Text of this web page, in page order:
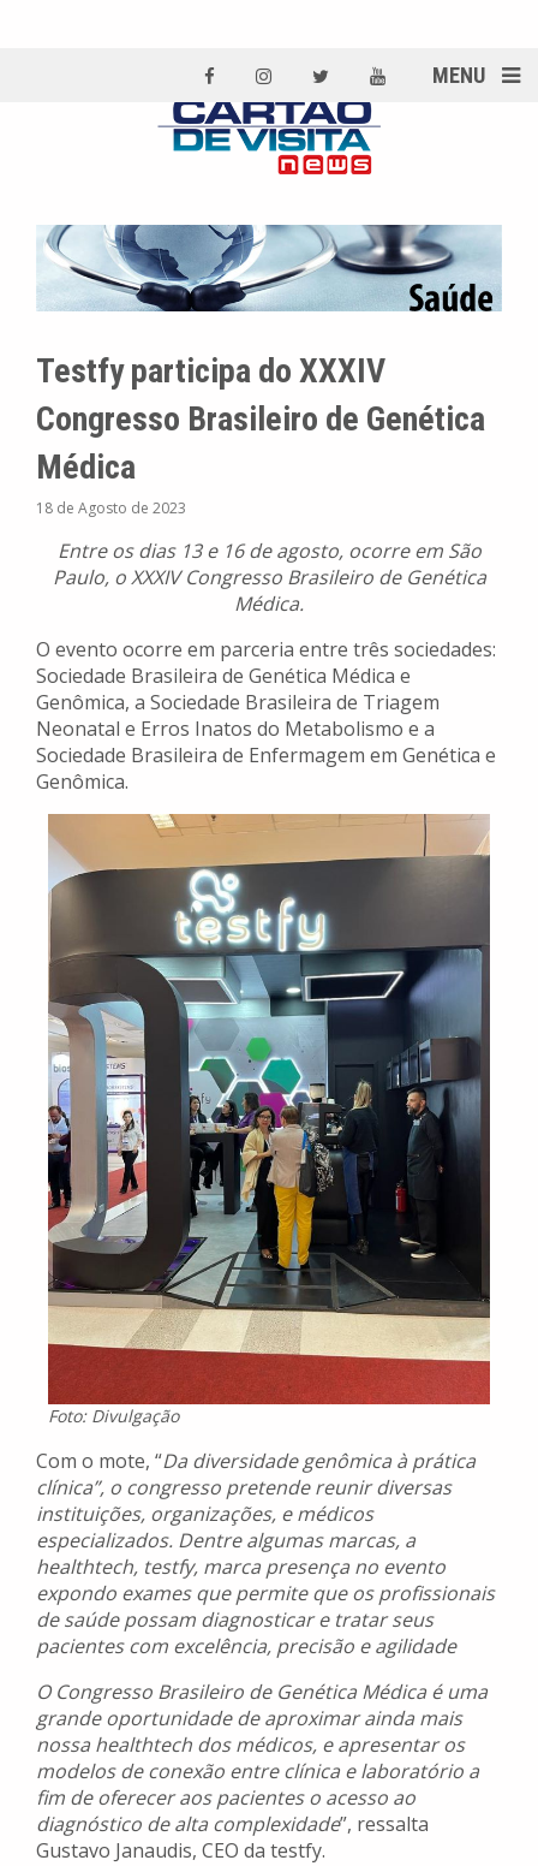
MENU
Testfy participa do XXXIV
Congresso Brasileiro de Genética
Médica
18 de Agosto de 2023
Entre os dias 13 e 16 de agosto, ocorre em São
Paulo, o XXXIV Congresso Brasileiro de Genética
Médica.
O evento ocorre em parceria entre três sociedades:
Sociedade Brasileira de Genética Médica e
Genômica, a Sociedade Brasileira de Triagem
Neonatal e Erros Inatos do Metabolismo e a
Sociedade Brasileira de Enfermagem em Genética e
Genômica.
Foto: Divulgação
Com o mote, “Da diversidade genômica à prática
clínica”, o congresso pretende reunir diversas
instituições, organizações, e médicos
especializados. Dentre algumas marcas, a
healthtech, testfy, marca presença no evento
expondo exames que permite que os profissionais
de saúde possam diagnosticar e tratar seus
pacientes com excelência, precisão e agilidade
O Congresso Brasileiro de Genética Médica é uma
grande oportunidade de aproximar ainda mais
nossa healthtech dos médicos, e apresentar os
modelos de conexão entre clínica e laboratório a
fim de oferecer aos pacientes o acesso ao
diagnóstico de alta complexidade”, ressalta
Gustavo Janaudis, CEO da testfy.